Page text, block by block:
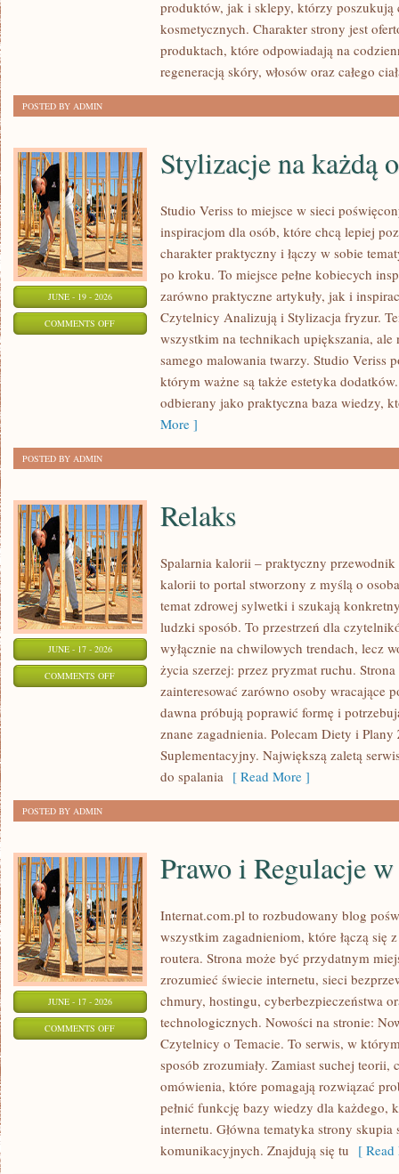
produktów, jak i sklepy, którzy poszukują
kosmetycznych. Charakter strony jest
produktach, które odpowiadają na
regeneracją skóry, włosów oraz całego
POSTED BY ADMIN
JUNE - 19 - 2026
COMMENTS OFFON
STYLIZACJE
Stylizacje na każdą
Studio Veriss to miejsce w sieci
inspiracjom dla osób, które chcą lepiej
charakter praktyczny i łączy w sobie
po kroku. To miejsce pełne kobiecych
zarówno praktyczne artykuły, jak i
Czytelnicy Analizują i Stylizacja fryzur.
wszystkim na technikach upiększania, ale
samego malowania twarzy. Studio Veriss
którym ważne są także estetyka
odbierany jako praktyczna baza wiedzy,
More ]
POSTED BY ADMIN
JUNE - 17 - 2026
COMMENTS OFFON
Relaks
Spalarnia kalorii – praktyczny
kalorii to portal stworzony z myślą o
temat zdrowej sylwetki i szukają
ludzki sposób. To przestrzeń dla
wyłącznie na chwilowych trendach, lecz
życia szerzej: przez pryzmat ruchu.
zainteresować zarówno osoby wracające
dawna próbują poprawić formę i
znane zagadnienia. Polecam Diety i
Suplementacyjny. Największą zaletą
do spalania [ Read More ]
POSTED BY ADMIN
JUNE - 17 - 2026
COMMENTS OFFON
REGULACJE
Prawo i Regulacje
Internat.com.pl to rozbudowany blog
wszystkim zagadnieniom, które łączą się
routera. Strona może być przydatnym
zrozumieć świecie internetu, sieci
chmury, hostingu, cyberbezpieczeństwa
technologicznych. Nowości na stronie:
Czytelnicy o Temacie. To serwis, w
sposób zrozumiały. Zamiast suchej
omówienia, które pomagają rozwiązać
pełnić funkcję bazy wiedzy dla każdego,
internetu. Główna tematyka strony skupia
komunikacyjnych. Znajdują się tu [